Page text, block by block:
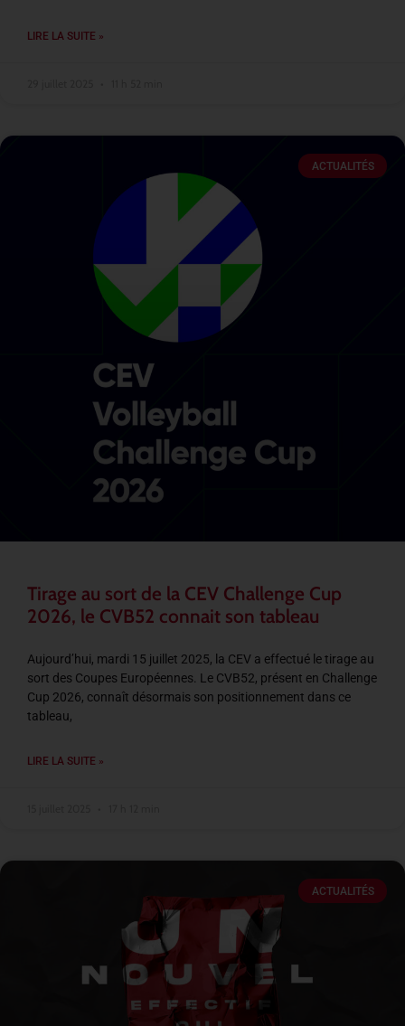
LIRE LA SUITE »
ACTUALITÉS
Tirage au sort de la CEV Challenge Cup
2026, le CVB52 connait son tableau
Aujourd’hui, mardi 15 juillet 2025, la CEV a effectué le tirage au
sort des Coupes Européennes. Le CVB52, présent en Challenge
Cup 2026, connaît désormais son positionnement dans ce
tableau,
LIRE LA SUITE »
ACTUALITÉS